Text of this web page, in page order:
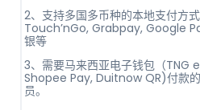
2、支持多国多币种的本地支付方
Touch’nGo, Grabpay, Google
银等
3、需要马来西亚电子钱包（
Shopee Pay, Duitnow QR)付款
员。